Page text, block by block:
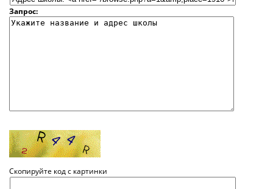
Запрос:
Скопируйте код с картинки